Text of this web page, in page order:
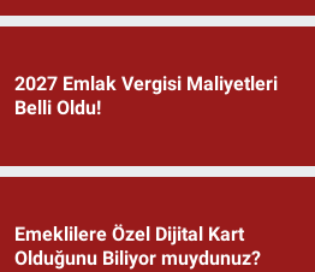
2027 Emlak Vergisi Maliyetleri
Belli Oldu!
Emeklilere Özel Dijital Kart
Olduğunu Biliyor muydunuz?